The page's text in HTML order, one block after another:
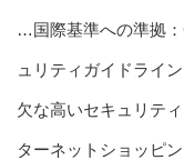
…国際基準への準拠
ュリティガイドライ
欠な高いセキュリテ
ターネットショッピ